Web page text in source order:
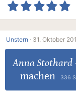
Unstern · 31. Oktober
Anna Stothard
machen
336